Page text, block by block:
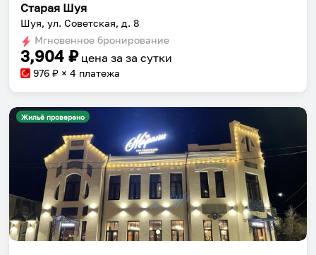
Старая Шуя
Шуя, ул. Советская, д. 8
Мгновенное бронирование
3,904 ₽ цена за за сутки
976 ₽ × 4 платежа
Жильё проверено